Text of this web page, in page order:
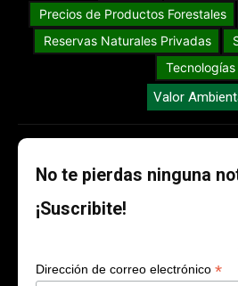
Precios de Productos Forestales
Reservas Naturales Privadas
Tecnologías
Valor
No te pierdas ninguna
¡Suscribite!
Dirección de correo electrónico *